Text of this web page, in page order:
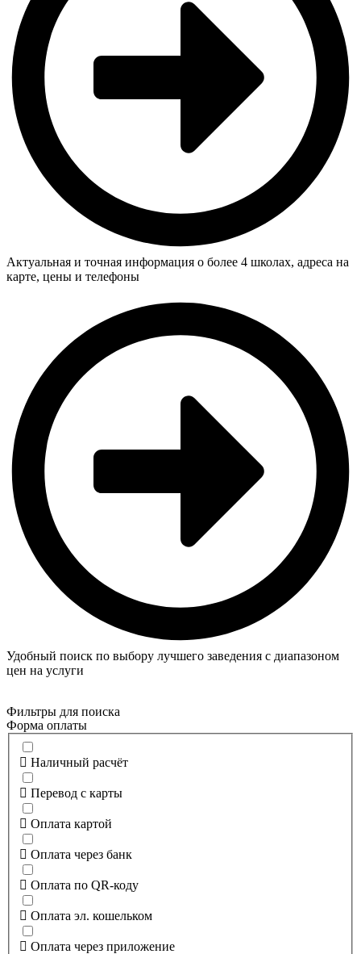
Актуальная и точная информация о более 4 школах, адреса на
карте, цены и телефоны
Удобный поиск по выбору лучшего заведения с диапазоном
цен на услуги
Фильтры для поиска
Форма оплаты
Наличный расчёт
Перевод с карты
Оплата картой
Оплата через банк
Оплата по QR-коду
Оплата эл. кошельком
Оплата через приложение